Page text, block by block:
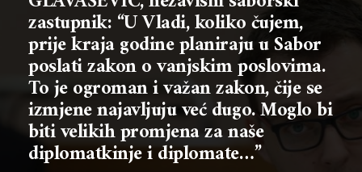
zastupnik: “U Vladi, koliko čujem,
prije kraja godine planiraju u Sabor
poslati zakon o vanjskim poslovima.
To je ogroman i važan zakon, čije se
izmjene najavljuju već dugo. Moglo bi
biti velikih promjena za naše
diplomatkinje i diplomate…”